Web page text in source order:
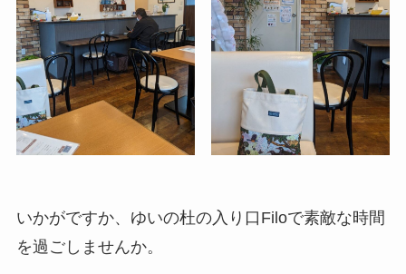
いかがですか、ゆいの杜の入り口Filoで素敵な時間
を過ごしませんか。